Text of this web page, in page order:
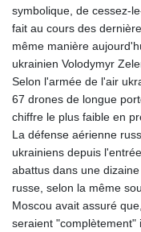
symbolique, de cessez-
fait au cours des
même manière
ukrainien Volodymyr
Selon l'armée de l'air
67 drones de longue
chiffre le plus faible en
La défense aérienne
ukrainiens depuis
abattus dans une
russe, selon la même
Moscou avait assuré
seraient